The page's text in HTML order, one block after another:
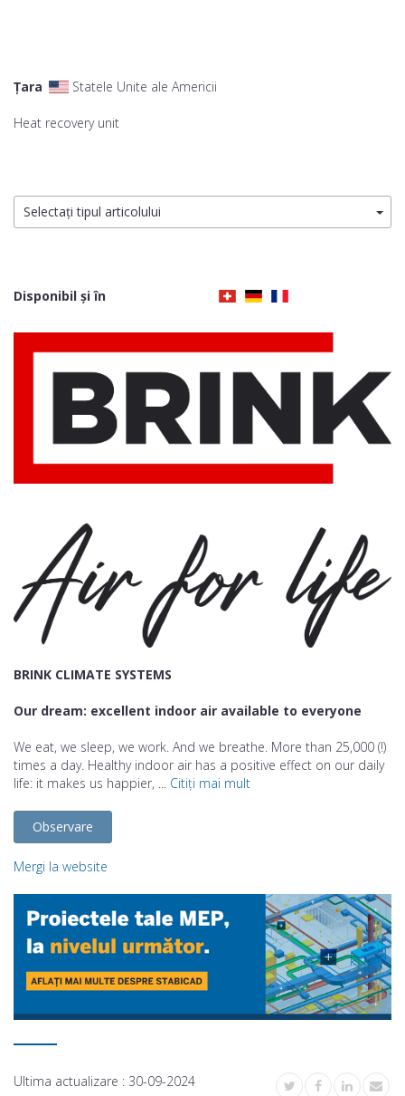
Țara Statele Unite ale Americii
Heat recovery unit
Selectați tipul articolului
Disponibil și în
BRINK CLIMATE SYSTEMS
Our dream: excellent indoor air available to everyone
We eat, we sleep, we work. And we breathe. More than 25,000 (!)
times a day. Healthy indoor air has a positive effect on our daily
life: it makes us happier, ... Citiți mai mult
Observare
Mergi la website
Ultima actualizare : 30-09-2024